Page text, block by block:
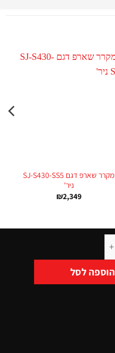
מקרר שארפ דגם SJ-S430-SS5
ניר'
₪2,349
הוספה לסל